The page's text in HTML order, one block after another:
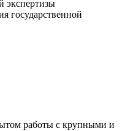
экспертизы
государственной
работы с крупными и